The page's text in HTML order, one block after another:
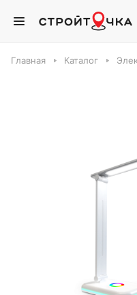
Главная Каталог